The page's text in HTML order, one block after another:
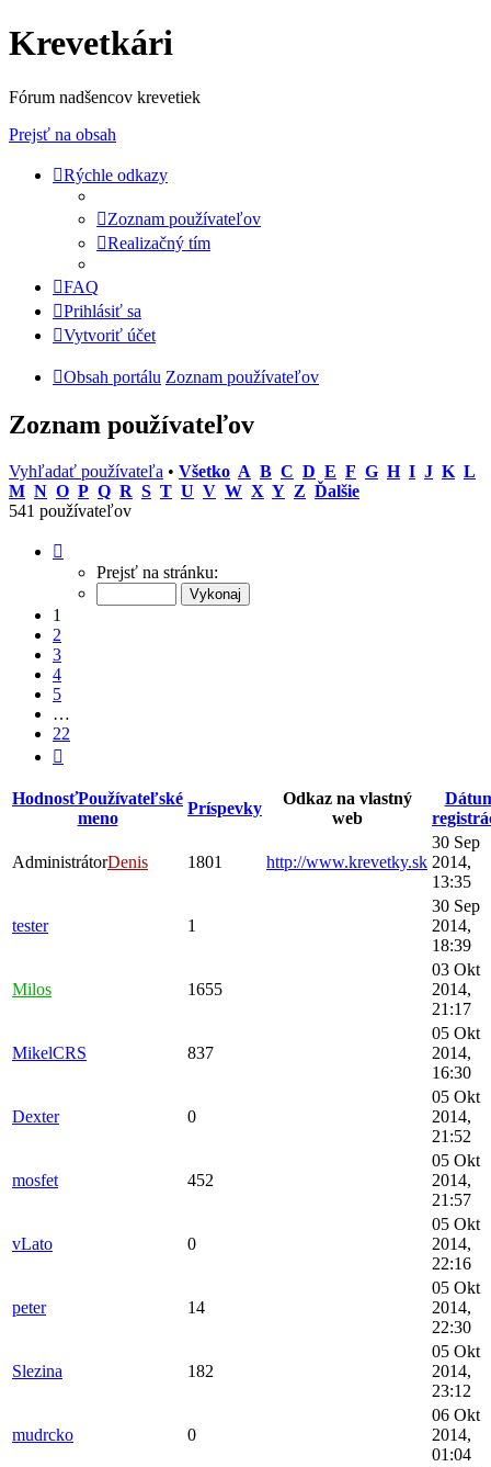
Krevetkári
Fórum nadšencov krevetiek
Prejsť na obsah
Rýchle odkazy
Zoznam používateľov
Realizačný tím
FAQ
Prihlásiť sa
Vytvoriť účet
Obsah portálu Zoznam používateľov
Zoznam používateľov
Vyhľadať používateľa • Všetko A B C D E F G H I J K L
M N O P Q R S T U V W X Y Z Ďalšie
541 používateľov
Prejsť na stránku:
1
2
3
4
5
…
22
HodnosťPoužívateľské
meno
Príspevky
Odkaz na vlastný
web
AdministrátorDenis 1801 http://www.krevetky.sk
30 Sep
2014,
13:35
tester 1
30 Sep
2014,
18:39
Milos 1655
03 Okt
2014,
21:17
MikelCRS 837
05 Okt
2014,
16:30
Dexter 0
05 Okt
2014,
21:52
mosfet 452
05 Okt
2014,
21:57
vLato 0
05 Okt
2014,
22:16
peter 14
05 Okt
2014,
22:30
Slezina 182
05 Okt
2014,
23:12
mudrcko 0
06 Okt
2014,
01:04